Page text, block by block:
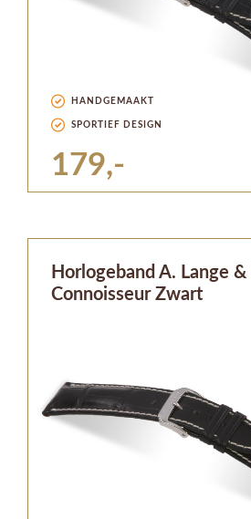
HANDGEMAAKT
SPORTIEF DESIGN
179,-
Horlogeband A. Lange &
Connoisseur Zwart